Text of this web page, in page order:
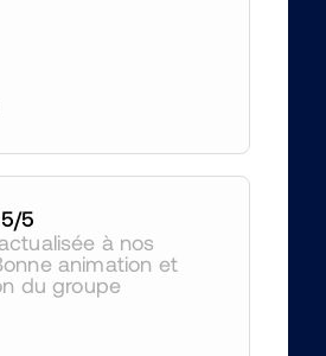
5/5
à nos
animation et
du groupe